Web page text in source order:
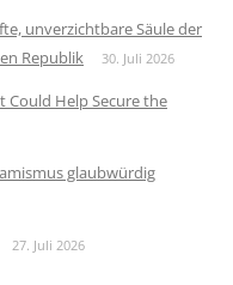
unverzichtbare Säule der
Republik
30. Juli 2026
Could Help Secure the
glaubwürdig
27. Juli 2026